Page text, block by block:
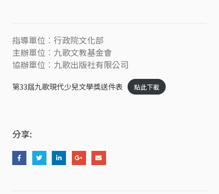
指導單位︰行政院文化部
主辦單位︰九歌文教基金會
協辦單位︰九歌出版社有限公司
第33屆九歌現代少兒文學獎送件表 點此下載
分享: